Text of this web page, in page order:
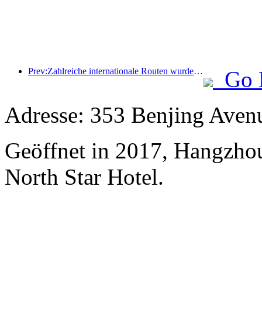
Prev:Zahlreiche internationale Routen wurden kürzlich eröffnet und ausgebaut
Go
Adresse: 353 Benjing
Geöffnet in 2017,
North Star Hotel.